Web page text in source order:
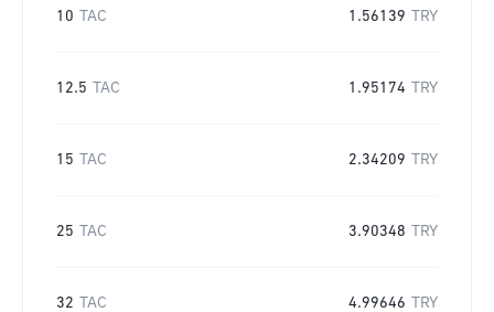
10 TAC 1.56139 TRY
12.5 TAC 1.95174 TRY
15 TAC 2.34209 TRY
25 TAC 3.90348 TRY
32 TAC 4.99646 TRY